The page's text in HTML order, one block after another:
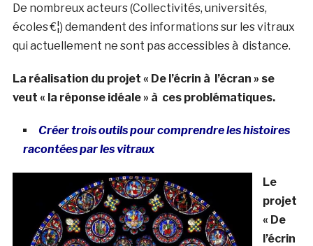
De nombreux acteurs (Collectivités, universités,
écoles €¦) demandent des informations sur les vitraux
qui actuellement ne sont pas accessibles à distance.
La réalisation du projet « De l’écrin à l’écran » se
veut « la réponse idéale » à ces problématiques.
Créer trois outils pour comprendre les histoires
racontées par les vitraux
Le
projet
« De
l’écrin